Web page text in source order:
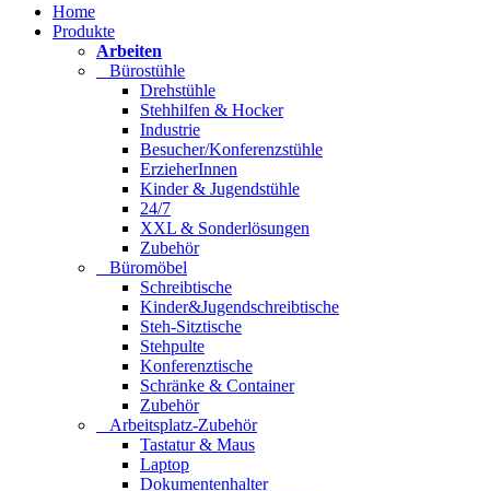
Home
Produkte
Arbeiten
Bürostühle
Drehstühle
Stehhilfen & Hocker
Industrie
Besucher/Konferenzstühle
ErzieherInnen
Kinder & Jugendstühle
24/7
XXL & Sonderlösungen
Zubehör
Büromöbel
Schreibtische
Kinder&Jugendschreibtische
Steh-Sitztische
Stehpulte
Konferenztische
Schränke & Container
Zubehör
Arbeitsplatz-Zubehör
Tastatur & Maus
Laptop
Dokumentenhalter